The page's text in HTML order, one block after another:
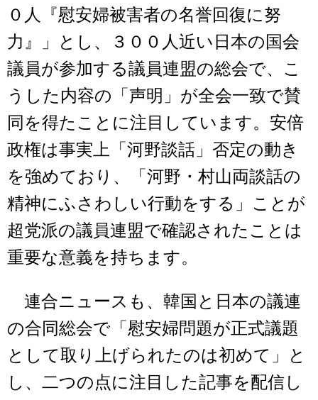
０人『慰安婦被害者の名誉回復に努
力』」とし、３００人近い日本の国会
議員が参加する議員連盟の総会で、こ
うした内容の「声明」が全会一致で賛
同を得たことに注目しています。安倍
政権は事実上「河野談話」否定の動き
を強めており、「河野・村山両談話の
精神にふさわしい行動をする」ことが
超党派の議員連盟で確認されたことは
重要な意義を持ちます。
連合ニュースも、韓国と日本の議連
の合同総会で「慰安婦問題が正式議題
として取り上げられたのは初めて」と
し、二つの点に注目した記事を配信し